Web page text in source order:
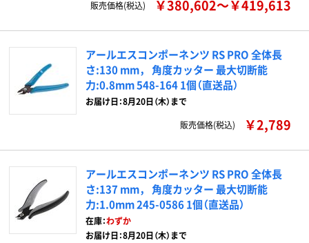
販売価格(税込)
￥380,602～￥419,613
アールエスコンポーネンツ RS PRO 全体長
さ:130 mm， 角度カッター 最大切断能
力:0.8mm 548-164 1個（直送品）
お届け日：8月20日（木）まで
販売価格(税込)
￥2,789
アールエスコンポーネンツ RS PRO 全体長
さ:137 mm， 角度カッター 最大切断能
力:1.0mm 245-0586 1個（直送品）
在庫：わずか
お届け日：8月20日（木）まで